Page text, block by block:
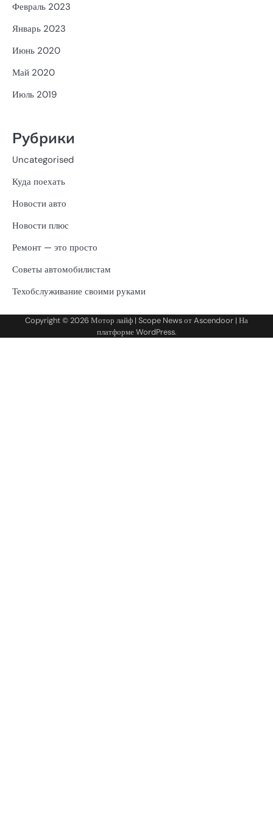
Февраль 2023
Январь 2023
Июнь 2020
Май 2020
Июль 2019
Рубрики
Uncategorised
Куда поехать
Новости авто
Новости плюс
Ремонт — это просто
Советы автомобилистам
Техобслуживание своими руками
Copyright © 2026Мотор лайф | Scope News отAscendoor | На
платформеWordPress.